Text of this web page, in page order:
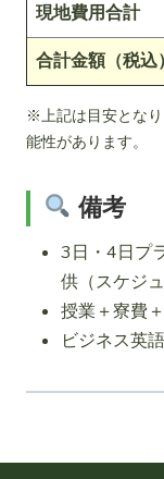
現地費用合計
合計金額（税込）
※上記は目安とな
能性があります。
備考
3日・4日プ
供（スケジ
授業＋寮費
ビジネス英